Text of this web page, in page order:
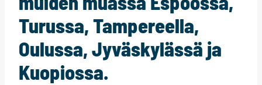
Turussa, Tampereella,
Oulussa, Jyväskylässä ja
Kuopiossa.